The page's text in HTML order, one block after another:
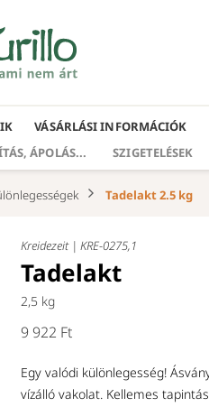
VÁSÁRLÁSI INFORMÁCIÓK
ÁPOLÁS... SZIGETELÉSEK
Tadelakt 2.5 kg
Kreidezeit | KRE-0275,1
Tadelakt
2,5 kg
9 922 Ft
Egy valódi különlegesség!
vízálló vakolat. Kellemes